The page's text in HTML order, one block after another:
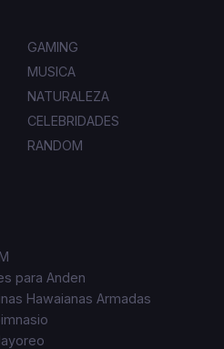
GAMING
MUSICA
NATURALEZA
CELEBRIDADES
RANDOM
para Anden
Hawaianas Armadas